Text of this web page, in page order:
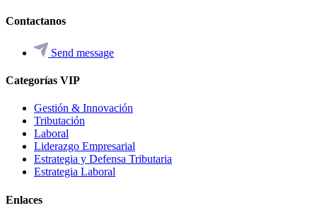
Contactanos
Send message
Categorías VIP
Gestión & Innovación
Tributación
Laboral
Liderazgo Empresarial
Estrategia y Defensa Tributaria
Estrategia Laboral
Enlaces